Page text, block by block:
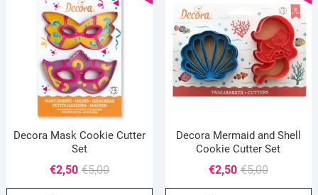
Decora Mask Cookie Cutter
Set
€5,00Oorspronkelijke
prijs
€2,50
Huidige
prijs
Decora Mermaid and Shell
Cookie Cutter Set
€5,00
prijs
€2,50
Huidige
prijs